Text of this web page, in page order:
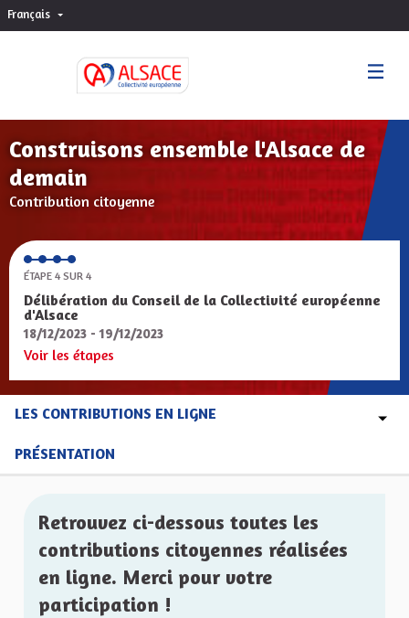
Français Choisir la langue
Construisons ensemble l'Alsace de
demain
Contribution citoyenne
ÉTAPE 4 SUR 4
Délibération du Conseil de la Collectivité européenne
d'Alsace
18/12/2023 - 19/12/2023
Voir les étapes
LES CONTRIBUTIONS EN LIGNE
PRÉSENTATION
Retrouvez ci-dessous toutes les
contributions citoyennes réalisées
en ligne. Merci pour votre
participation !